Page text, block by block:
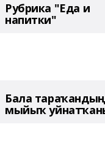
Рубрика "Еда и
напитки"
Бала тараҡандың
мыйыҡ